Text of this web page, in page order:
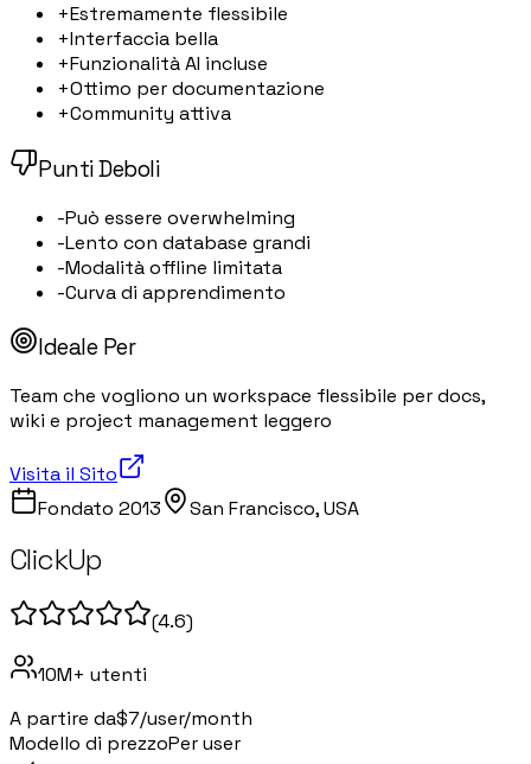
+Estremamente flessibile
+Interfaccia bella
+Funzionalità AI incluse
+Ottimo per documentazione
+Community attiva
Punti Deboli
-Può essere overwhelming
-Lento con database grandi
-Modalità offline limitata
-Curva di apprendimento
Ideale Per
Team che vogliono un workspace flessibile per docs,
wiki e project management leggero
Visita il Sito
Fondato 2013 San Francisco, USA
ClickUp
(4.6)
10M+ utenti
A partire da$7/user/month
Modello di prezzoPer user